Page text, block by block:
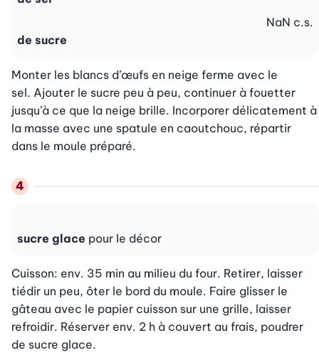
de sucre
NaN c.s.
Monter les blancs d’œufs en neige ferme avec le
sel. Ajouter le sucre peu à peu, continuer à fouetter
jusqu’à ce que la neige brille. Incorporer délicatement à
la masse avec une spatule en caoutchouc, répartir
dans le moule préparé.
sucre glace pour le décor
Cuisson: env. 35 min au milieu du four. Retirer, laisser
tiédir un peu, ôter le bord du moule. Faire glisser le
gâteau avec le papier cuisson sur une grille, laisser
refroidir. Réserver env. 2 h à couvert au frais, poudrer
de sucre glace.